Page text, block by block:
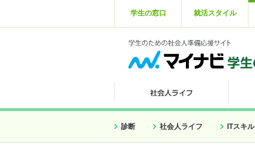
学生の窓口 就活スタイル
診断 社会人ライフ ITスキル